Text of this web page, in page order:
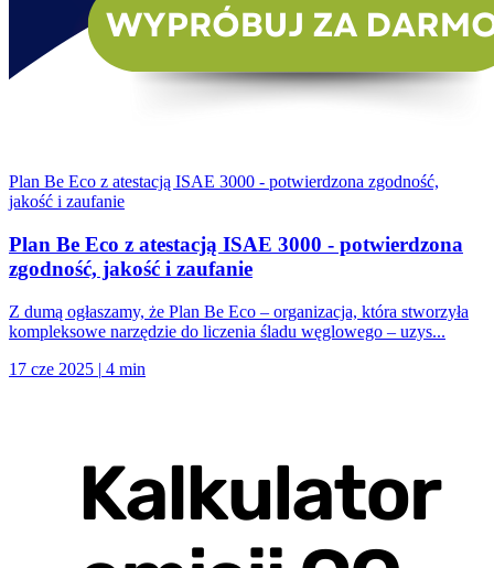
Plan Be Eco z atestacją ISAE 3000 - potwierdzona zgodność,
jakość i zaufanie
Plan Be Eco z atestacją ISAE 3000 - potwierdzona
zgodność, jakość i zaufanie
Z dumą ogłaszamy, że Plan Be Eco – organizacja, która stworzyła
kompleksowe narzędzie do liczenia śladu węglowego – uzys...
17 cze 2025 | 4 min